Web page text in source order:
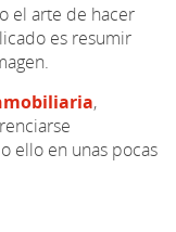
el arte de hacer
es resumir
,
ello en unas pocas